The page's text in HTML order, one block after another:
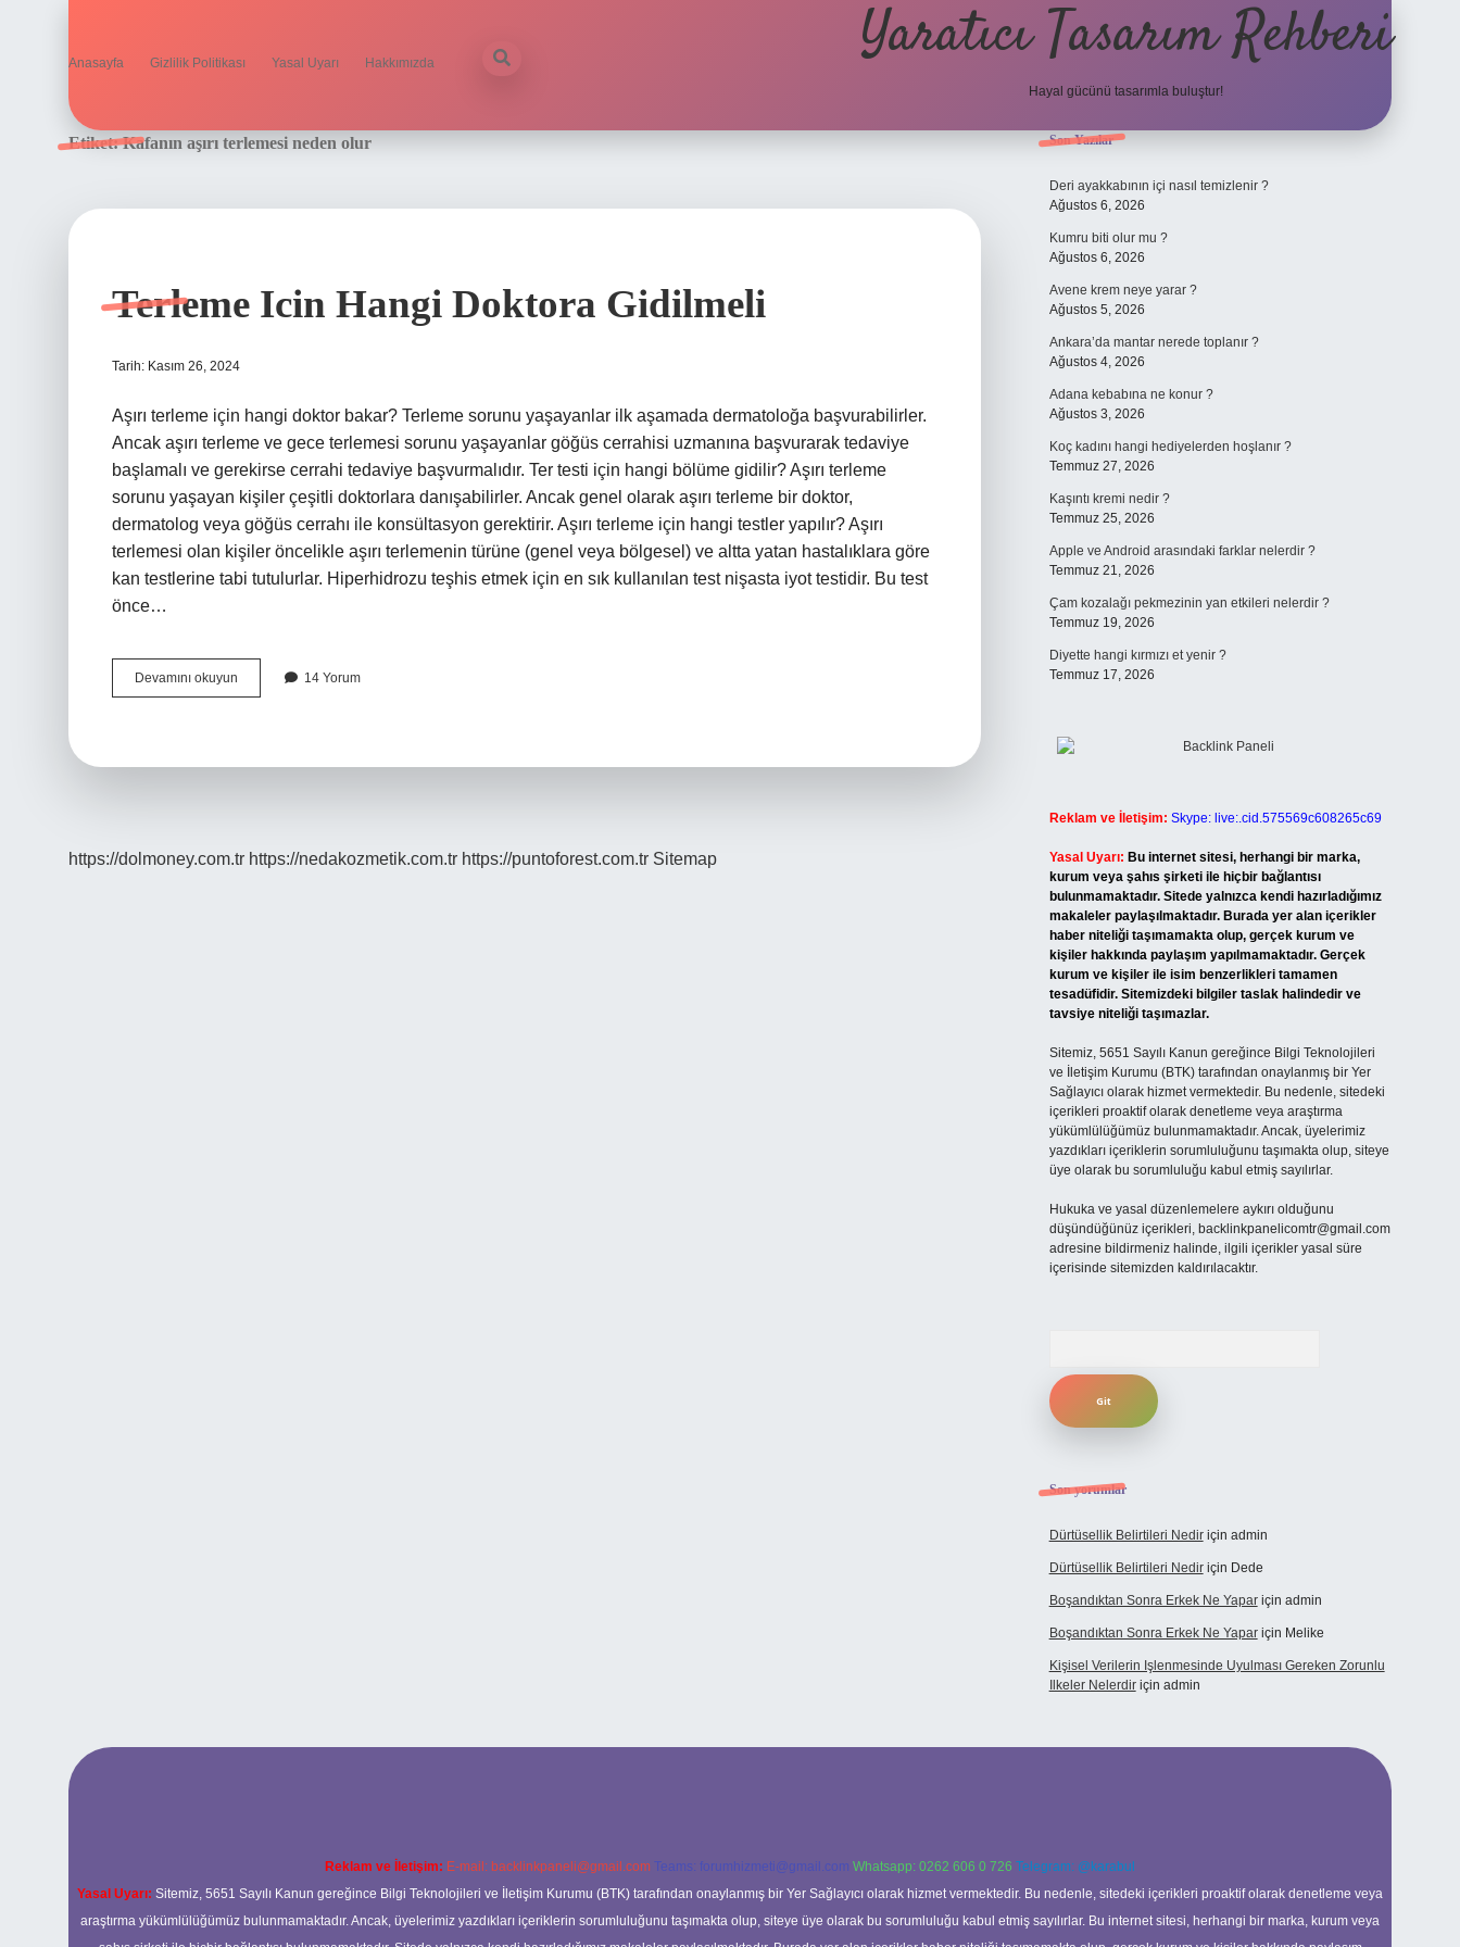
Anasayfa Gizlilik Politikası Yasal Uyarı Hakkımızda Yaratıcı Tasarım Rehberi
Hayal gücünü tasarımla buluştur!
Etiket:Kafanın aşırı terlemesi neden olur
Terleme Icin Hangi Doktora Gidilmeli
Tarih: Kasım 26, 2024
Aşırı terleme için hangi doktor bakar? Terleme sorunu yaşayanlar ilk aşamada dermatoloğa başvurabilirler.
Ancak aşırı terleme ve gece terlemesi sorunu yaşayanlar göğüs cerrahisi uzmanına başvurarak tedaviye
başlamalı ve gerekirse cerrahi tedaviye başvurmalıdır. Ter testi için hangi bölüme gidilir? Aşırı terleme
sorunu yaşayan kişiler çeşitli doktorlara danışabilirler. Ancak genel olarak aşırı terleme bir doktor,
dermatolog veya göğüs cerrahı ile konsültasyon gerektirir. Aşırı terleme için hangi testler yapılır? Aşırı
terlemesi olan kişiler öncelikle aşırı terlemenin türüne (genel veya bölgesel) ve altta yatan hastalıklara göre
kan testlerine tabi tutulurlar. Hiperhidrozu teşhis etmek için en sık kullanılan test nişasta iyot testidir. Bu test
önce…
Devamını okuyun
Icin
14 Yorum
https://dolmoney.com.tr https://nedakozmetik.com.tr https://puntoforest.com.tr Sitemap
Sidebar
Son Yazılar
Deri ayakkabının içi nasıl temizlenir ?
Ağustos 6, 2026
Kumru biti olur mu ?
Ağustos 6, 2026
Avene krem neye yarar ?
Ağustos 5, 2026
Ankara’da mantar nerede toplanır ?
Ağustos 4, 2026
Adana kebabına ne konur ?
Ağustos 3, 2026
Koç kadını hangi hediyelerden hoşlanır ?
Temmuz 27, 2026
Kaşıntı kremi nedir ?
Temmuz 25, 2026
Apple ve Android arasındaki farklar nelerdir ?
Temmuz 21, 2026
Çam kozalağı pekmezinin yan etkileri nelerdir ?
Temmuz 19, 2026
Diyette hangi kırmızı et yenir ?
Temmuz 17, 2026
Reklam ve İletişim: Skype: live:.cid.575569c608265c69
Yasal Uyarı: Bu internet sitesi, herhangi bir marka,
kurum veya şahıs şirketi ile hiçbir bağlantısı
bulunmamaktadır. Sitede yalnızca kendi hazırladığımız
makaleler paylaşılmaktadır. Burada yer alan içerikler
haber niteliği taşımamakta olup, gerçek kurum ve
kişiler hakkında paylaşım yapılmamaktadır. Gerçek
kurum ve kişiler ile isim benzerlikleri tamamen
tesadüfidir. Sitemizdeki bilgiler taslak halindedir ve
tavsiye niteliği taşımazlar.
Sitemiz, 5651 Sayılı Kanun gereğince Bilgi Teknolojileri
ve İletişim Kurumu (BTK) tarafından onaylanmış bir Yer
Sağlayıcı olarak hizmet vermektedir. Bu nedenle, sitedeki
içerikleri proaktif olarak denetleme veya araştırma
yükümlülüğümüz bulunmamaktadır. Ancak, üyelerimiz
yazdıkları içeriklerin sorumluluğunu taşımakta olup, siteye
üye olarak bu sorumluluğu kabul etmiş sayılırlar.
Hukuka ve yasal düzenlemelere aykırı olduğunu
düşündüğünüz içerikleri, backlinkpanelicomtr@gmail.com
adresine bildirmeniz halinde, ilgili içerikler yasal süre
içerisinde sitemizden kaldırılacaktır.
Son yorumlar
Dürtüsellik Belirtileri Nediriçin admin
Dürtüsellik Belirtileri Nediriçin Dede
Boşandıktan Sonra Erkek Ne Yapariçin admin
Boşandıktan Sonra Erkek Ne Yapariçin Melike
Kişisel Verilerin Işlenmesinde Uyulması Gereken Zorunlu
Ilkeler Nelerdiriçin admin
Reklam ve İletişim: E-mail: backlinkpaneli@gmail.com Teams: forumhizmeti@gmail.com Whatsapp: 0262 606 0 726 Telegram: @karabul
Yasal Uyarı: Sitemiz, 5651 Sayılı Kanun gereğince Bilgi Teknolojileri ve İletişim Kurumu (BTK) tarafından onaylanmış bir Yer Sağlayıcı olarak hizmet vermektedir. Bu nedenle, sitedeki içerikleri proaktif olarak denetleme veya
araştırma yükümlülüğümüz bulunmamaktadır. Ancak, üyelerimiz yazdıkları içeriklerin sorumluluğunu taşımakta olup, siteye üye olarak bu sorumluluğu kabul etmiş sayılırlar. Bu internet sitesi, herhangi bir marka, kurum veya